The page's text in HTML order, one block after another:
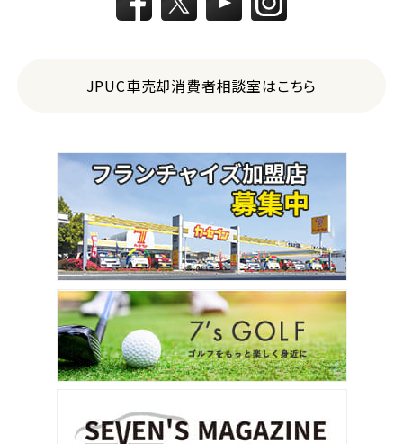
JPUC車売却消費者相談室はこちら